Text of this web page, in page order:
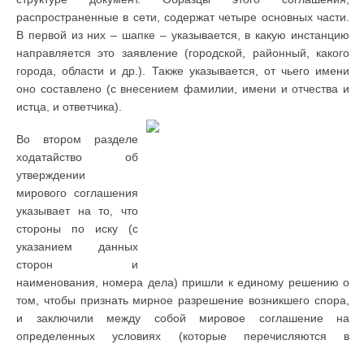
распространенные в сети, содержат четыре основных части.
В первой из них – шапке – указывается, в какую инстанцию
направляется это заявление (городской, районный, какого
города, области и др.). Также указывается, от чьего имени
оно составлено (с внесением фамилии, имени и отчества и
истца, и ответчика).
Во втором разделе
ходатайство об
утверждении
мирового соглашения
указывает на то, что
стороны по иску (с
указанием данных
сторон и
наименования, номера дела) пришли к единому решению о
том, чтобы признать мирное разрешение возникшего спора,
и заключили между собой мировое соглашение на
определенных условиях (которые перечисляются в